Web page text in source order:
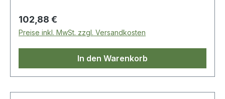
Regulärer Preis:
102,88 €
Preise inkl. MwSt. zzgl. Versandkosten
In den Warenkorb